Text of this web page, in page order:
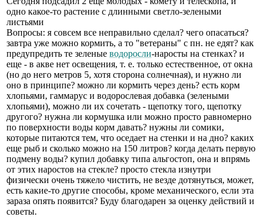
одно какое-то растение с длинными светло-зелеными
листьями
Вопросы: я совсем все неправильно сделал? чего опасаться?
завтра уже можно кормить, а то "ветераны" с пн. не едят? как
предупредить те зеленые водоросли-наросты на стенках? и
еще - в акве нет освещения, т. е. только естественное, от окна
(но до него метров 5, хотя сторона солнечная), и нужно ли
оно в принципе? можно ли кормить через день? есть корм
хлопьями, гаммарус и водорослевая добавка (зелеными
хлопьями), можно ли их сочетать - щепотку того, щепотку
другого? нужна ли кормушка или можно просто равномерно
по поверхности воды корм давать? нужны ли сомики,
которые питаются тем, что оседает на стенки и на дно? каких
еще рыб и сколько можно на 150 литров? когда делать первую
подмену воды? купил добавку типа альгостоп, она и впрямь
от этих наростов на стекле? просто стекла изнутри
физически очень тяжело чистить, не везде дотянуться, может,
есть какие-то другие способы, кроме механического, если эта
зараза опять появится? Буду благодарен за оценку действий и
советы.